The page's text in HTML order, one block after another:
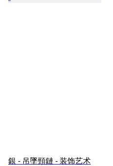
銀 - 吊墜頸鏈 - 装饰艺术